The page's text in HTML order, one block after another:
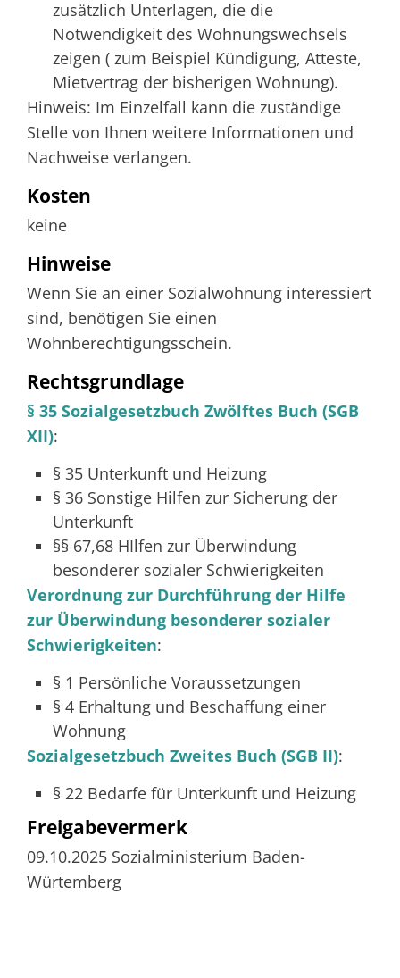
zusätzlich Unterlagen, die die
Notwendigkeit des Wohnungswechsels
zeigen ( zum Beispiel Kündigung, Atteste,
Mietvertrag der bisherigen Wohnung).
Hinweis: Im Einzelfall kann die zuständige
Stelle von Ihnen weitere Informationen und
Nachweise verlangen.
Kosten
keine
Hinweise
Wenn Sie an einer Sozialwohnung interessiert
sind, benötigen Sie einen
Wohnberechtigungsschein.
Rechtsgrundlage
§ 35 Sozialgesetzbuch Zwölftes Buch (SGB
XII):
§ 35 Unterkunft und Heizung
§ 36 Sonstige Hilfen zur Sicherung der
Unterkunft
§§ 67,68 HIlfen zur Überwindung
besonderer sozialer Schwierigkeiten
Verordnung zur Durchführung der Hilfe
zur Überwindung besonderer sozialer
Schwierigkeiten:
§ 1 Persönliche Voraussetzungen
§ 4 Erhaltung und Beschaffung einer
Wohnung
Sozialgesetzbuch Zweites Buch (SGB II):
§ 22 Bedarfe für Unterkunft und Heizung
Freigabevermerk
09.10.2025 Sozialministerium Baden-
Würtemberg